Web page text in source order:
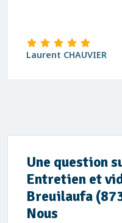
Laurent CHAUVIER
Une question
Entretien et
Breuilaufa
Nous